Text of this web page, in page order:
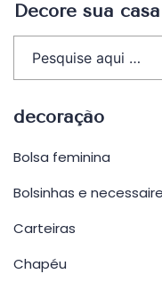
Decore sua
decoração
Bolsa feminina
Bolsinhas e necessaire
Carteiras
Chapéu